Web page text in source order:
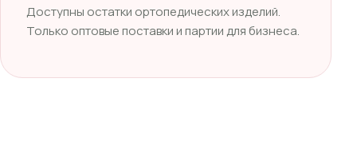
Доступны остатки ортопедических изделий.
Только оптовые поставки и партии для бизнеса.